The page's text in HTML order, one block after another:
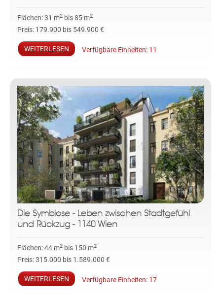
Flächen:31 m2 bis 85 m2
Preis: 179.900 bis 549.900 €
WEITERLESEN Verfügbare Einheiten: 11
Die Symbiose - Leben zwischen Stadtgefühl
und Rückzug - 1140 Wien
Flächen:44 m2 bis 150 m2
Preis:315.000 bis 1.589.000 €
WEITERLESEN Verfügbare Einheiten: 17